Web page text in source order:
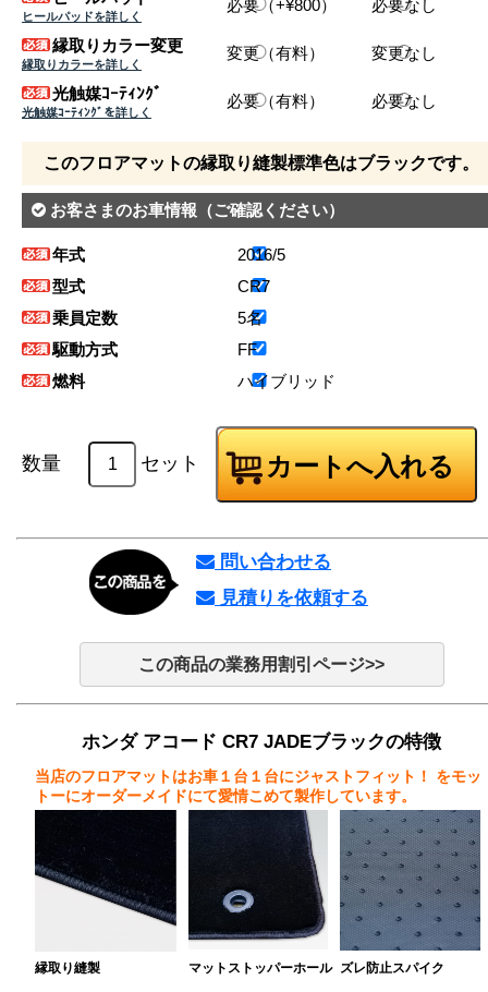
ヒールパッドを詳しく
必要（+¥800） 必要なし
縁取りカラー変更
縁取りカラーを詳しく
変更（有料） 変更なし
光触媒ｺｰﾃｨﾝｸﾞ
光触媒ｺｰﾃｨﾝｸﾞを詳しく
必要（有料） 必要なし
このフロアマットの縁取り縫製標準色はブラックです。
お客さまのお車情報 （ご確認ください）
年式
2016/5
型式
CR7
乗員定数
5名
駆動方式
FF
燃料
ハイブリッド
数量 セット
問い合わせる
見積りを依頼する
この商品の業務用割引ページ>>
ホンダ アコード CR7 JADEブラックの特徴
当店のフロアマットはお車１台１台にジャストフィット！
をモッ
トーにオーダーメイドにて愛情こめて製作しています。
縁取り縫製 マットストッパーホール ズレ防止スパイク